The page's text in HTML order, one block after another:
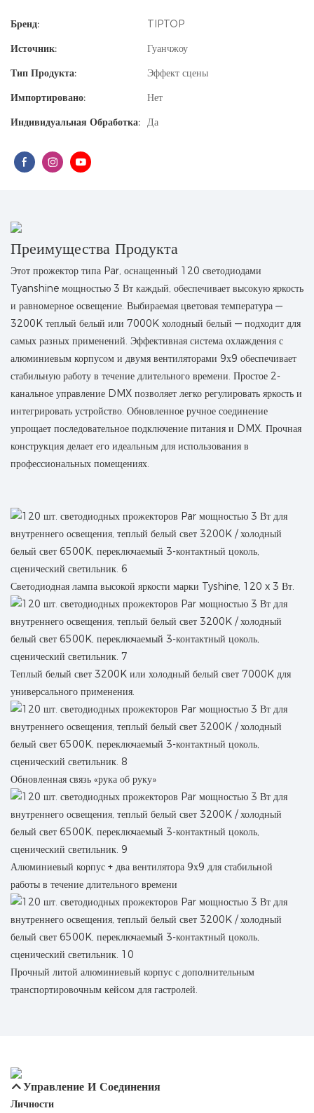
Бренд:
TIPTOP
Источник:
Гуанчжоу
Тип Продукта:
Эффект сцены
Импортировано:
Нет
Индивидуальная Обработка: Да
Преимущества Продукта
Этот прожектор типа Par, оснащенный 120 светодиодами
Tyanshine мощностью 3 Вт каждый, обеспечивает высокую яркость
и равномерное освещение. Выбираемая цветовая температура —
3200K теплый белый или 7000K холодный белый — подходит для
самых разных применений. Эффективная система охлаждения с
алюминиевым корпусом и двумя вентиляторами 9х9 обеспечивает
стабильную работу в течение длительного времени. Простое 2-
канальное управление DMX позволяет легко регулировать яркость и
интегрировать устройство. Обновленное ручное соединение
упрощает последовательное подключение питания и DMX. Прочная
конструкция делает его идеальным для использования в
профессиональных помещениях.
Светодиодная лампа высокой яркости марки Tyshine, 120 x 3 Вт.
Теплый белый свет 3200K или холодный белый свет 7000K для
универсального применения.
Обновленная связь «рука об руку»
Алюминиевый корпус + два вентилятора 9х9 для стабильной
работы в течение длительного времени
Прочный литой алюминиевый корпус с дополнительным
транспортировочным кейсом для гастролей.
Управление И Соединения
Личности